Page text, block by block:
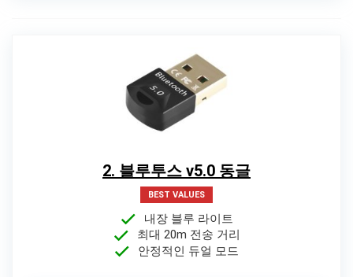
2. 블루투스 v5.0 동글
BEST VALUES
내장 블루 라이트
최대 20m 전송 거리
안정적인 듀얼 모드